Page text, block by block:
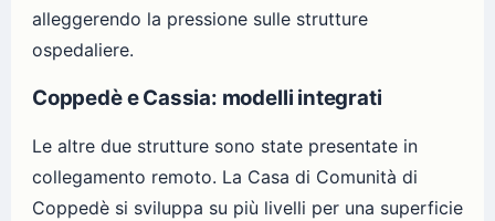
alleggerendo la pressione sulle strutture
ospedaliere.
Coppedè e Cassia: modelli integrati
Le altre due strutture sono state presentate in
collegamento remoto. La Casa di Comunità di
Coppedè si sviluppa su più livelli per una superficie